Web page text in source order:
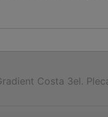
Costa 3el.